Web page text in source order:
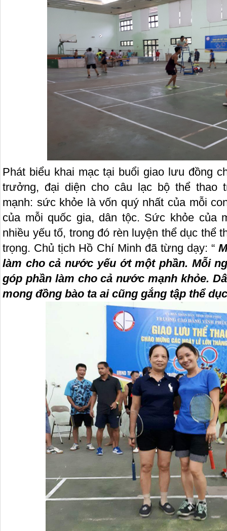
Phát biểu khai mạc tại buổi giao lưu đồng
trưởng, đại diện cho câu lạc bộ thể thao
mạnh: sức khỏe là vốn quý nhất của mỗi
của mỗi quốc gia, dân tộc. Sức khỏe của
nhiều yếu tố, trong đó rèn luyện thể dục thể
trọng. Chủ tịch Hồ Chí Minh đã từng dạy: “
làm cho cả nước yếu ớt một phần. Mỗi
góp phần làm cho cả nước mạnh khỏe.
mong đồng bào ta ai cũng gắng tập thể dục